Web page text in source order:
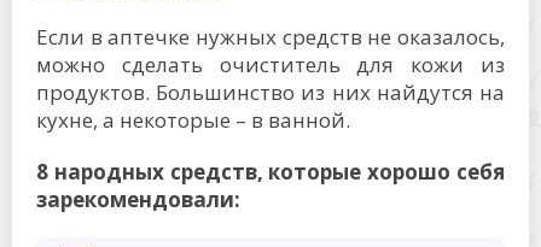
Если в аптечке нужных средств не оказалось,
можно сделать очиститель для кожи из
продуктов. Большинство из них найдутся на
кухне, а некоторые – в ванной.
8 народных средств, которые хорошо себя
зарекомендовали: